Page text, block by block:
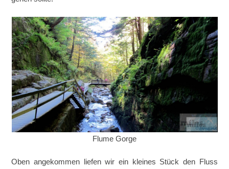
Flume Gorge
Oben angekommen liefen wir ein kleines Stück den Fluss